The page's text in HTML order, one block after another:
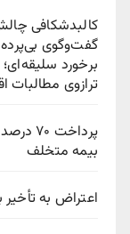
کالبدشکافی
گفت‌وگوی
برخورد
ترازوی مطالبات
بیمه متخلف
اعتراض به